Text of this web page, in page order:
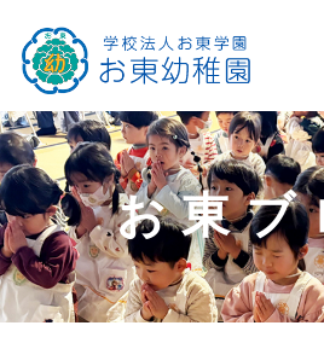
お東ブ